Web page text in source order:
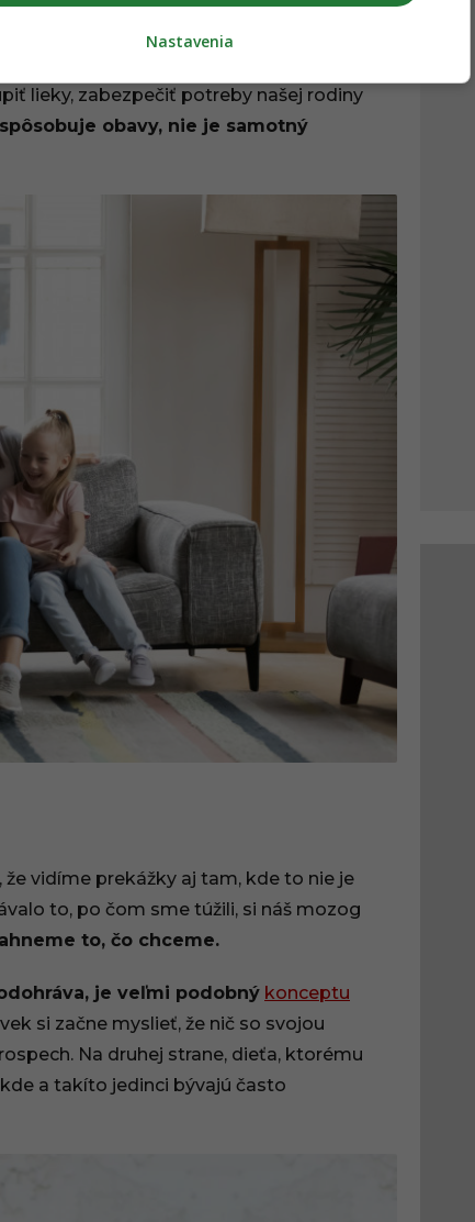
a prostredím. No a čo si najviac
alebo vzdelanie.
lieky, zabezpečiť potreby našej rodiny
obavy, nie je samotný
vidíme prekážky aj tam, kde to nie je
to, po čom sme túžili, si náš mozog
to, čo chceme.
je veľmi podobný konceptu
si začne myslieť, že nič so svojou
Na druhej strane, dieťa, ktorému
a takíto jedinci bývajú často
Nastavenia